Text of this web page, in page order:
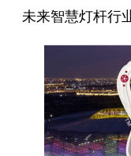
未来智慧灯杆行